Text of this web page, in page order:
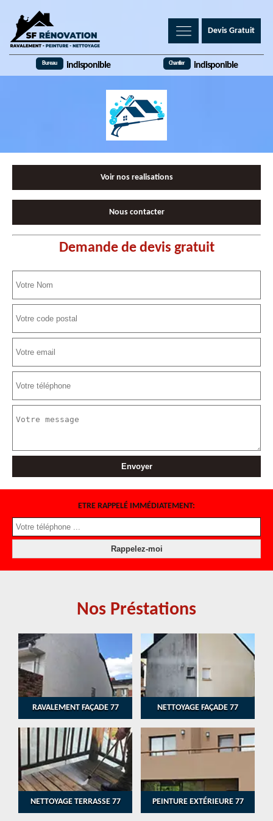
Devis Gratuit
Bureau indisponible Chantier indisponible
Voir nos realisations
Nous contacter
Demande de devis gratuit
ETRE RAPPELÉ IMMÉDIATEMENT:
Nos Préstations
RAVALEMENT FAÇADE 77 NETTOYAGE FAÇADE 77
NETTOYAGE TERRASSE 77 PEINTURE EXTÉRIEURE 77